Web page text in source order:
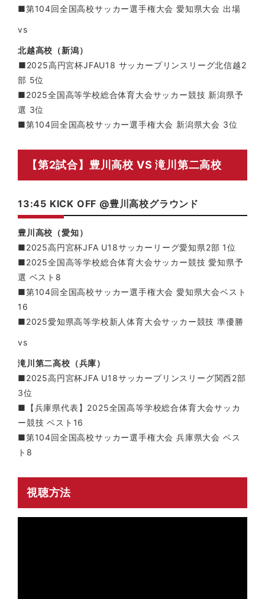
■第104回全国高校サッカー選手権大会 愛知県大会 出場
vs
北越高校（新潟）
︎■2025高円宮杯JFAU18 サッカープリンスリーグ北信越2
部 5位
■2025全国高等学校総合体育大会サッカー競技 新潟県予
選 3位
■第104回全国高校サッカー選手権大会 新潟県大会 3位
【第2試合】豊川高校 VS 滝川第二高校
13:45 KICK OFF @豊川高校グラウンド
豊川高校（愛知）
■2025高円宮杯JFA U18サッカーリーグ愛知県2部 1位
■2025全国高等学校総合体育大会サッカー競技 愛知県予
選 ベスト8
■第104回全国高校サッカー選手権大会 愛知県大会ベスト
16
■2025愛知県高等学校新人体育大会サッカー競技 準優勝
vs
滝川第二高校（兵庫）
■2025高円宮杯JFA U18サッカープリンスリーグ関西2部
3位
■【兵庫県代表】2025全国高等学校総合体育大会サッカ
ー競技 ベスト16
■第104回全国高校サッカー選手権大会 兵庫県大会 ベス
ト8
視聴方法